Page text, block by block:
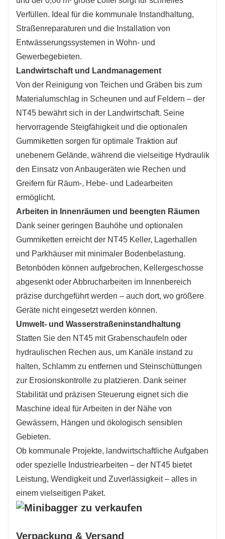
Verfüllen. Ideal für die kommunale Instandhaltung,
Straßenreparaturen und die Installation von
Entwässerungssystemen in Wohn- und
Gewerbegebieten.
Landwirtschaft und Landmanagement
Von der Reinigung von Teichen und Gräben bis zum
Materialumschlag in Scheunen und auf Feldern – der
NT45 bewährt sich in der Landwirtschaft. Seine
hervorragende Steigfähigkeit und die optionalen
Gummiketten sorgen für optimale Traktion auf
unebenem Gelände, während die vielseitige Hydraulik
den Einsatz von Anbaugeräten wie Rechen und
Greifern für Räum-, Hebe- und Ladearbeiten
ermöglicht.
Arbeiten in Innenräumen und beengten Räumen
Dank seiner geringen Bauhöhe und optionalen
Gummiketten erreicht der NT45 Keller, Lagerhallen
und Parkhäuser mit minimaler Bodenbelastung.
Betonböden können aufgebrochen, Kellergeschosse
abgesenkt oder Abbrucharbeiten im Innenbereich
präzise durchgeführt werden – auch dort, wo größere
Geräte nicht eingesetzt werden können.
Umwelt- und Wasserstraßeninstandhaltung
Statten Sie den NT45 mit Grabenschaufeln oder
hydraulischen Rechen aus, um Kanäle instand zu
halten, Schlamm zu entfernen und Steinschüttungen
zur Erosionskontrolle zu platzieren. Dank seiner
Stabilität und präzisen Steuerung eignet sich die
Maschine ideal für Arbeiten in der Nähe von
Gewässern, Hängen und ökologisch sensiblen
Gebieten.
Ob kommunale Projekte, landwirtschaftliche Aufgaben
oder spezielle Industriearbeiten – der NT45 bietet
Leistung, Wendigkeit und Zuverlässigkeit – alles in
einem vielseitigen Paket.
Verpackung & Versand